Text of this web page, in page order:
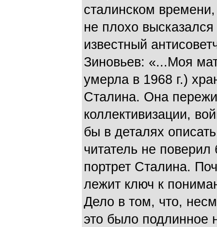
сталинском
не плохо
известный
Зиновьев: «...Моя
умерла в 1968 г.)
Сталина. Она
коллективизации,
бы в деталях
читатель не
портрет Сталина.
лежит ключ к
Дело в том, что,
это было подлинное